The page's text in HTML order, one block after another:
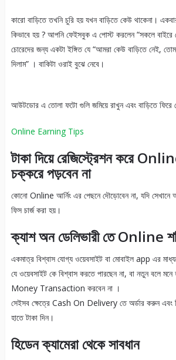
কারো বাড়িতে তখনি চুরি হয় যখন বাড়িতে কেউ থাকেনা।
কিভাবে হয় ? আপনি ফেইসবুক এ পোস্ট করলেন “সকলে বাইরে
চোরেদের জন্য একটা ইঙ্গিত যে “আমরা কেউ বাড়িতে নেই,
দিলাম” । বাকিটা ওরাই বুঝে নেবে।
আউটডোর এ তোলা ফটো গুলি জমিয়ে রাখুন এবং বাড়িতে
Online Earning Tips
টাকা দিয়ে রেজিস্ট্রেশন করে
চক্করে পড়বেন না
কোনো Online আর্নিং এর পেছনে দৌড়োবেন না, যদি সেখানে
ফিস চার্জ করা হয়।
ক্যাশ অন ডেলিভারী তে Online
একমাত্র বিশ্বাস যোগ্য ওয়েবসাইট বা মোবাইল app এর
যে ওয়েবসাইট কে বিশ্বাস করতে পারছেন না, বা নতুন বলে
Money Transaction করবেন না ।
সেইসব ক্ষেত্রে Cash On Delivery তে অর্ডার করুন এবং
হাতে টাকা দিন।
হিডেন ক্যামেরা থেকে সাবধান